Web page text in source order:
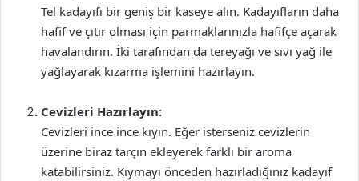
Tel kadayıfı bir geniş bir kaseye alın. Kadayıfların daha
hafif ve çıtır olması için parmaklarınızla hafifçe açarak
havalandırın. İki tarafından da tereyağı ve sıvı yağ ile
yağlayarak kızarma işlemini hazırlayın.
Cevizleri Hazırlayın:
Cevizleri ince ince kıyın. Eğer isterseniz cevizlerin
üzerine biraz tarçın ekleyerek farklı bir aroma
katabilirsiniz. Kıymayı önceden hazırladığınız kadayıf